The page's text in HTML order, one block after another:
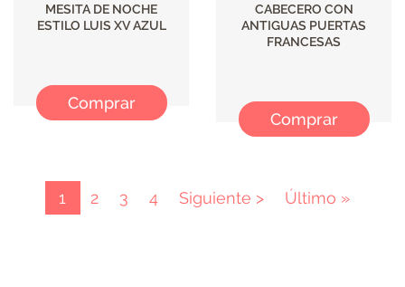
MESITA DE NOCHE
ESTILO LUIS XV AZUL
Comprar
CABECERO CON
ANTIGUAS PUERTAS
FRANCESAS
Comprar
Paginación
Página
actual
1 Page
2 Page
3 Page
4
Página
Siguiente >
Última
Último »